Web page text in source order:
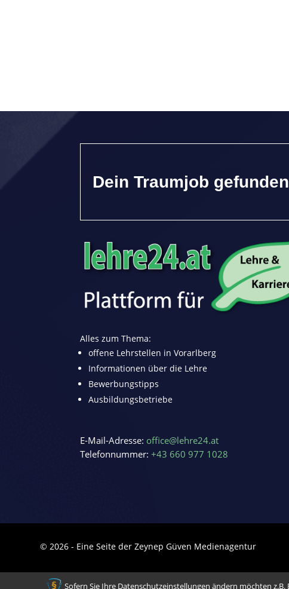
Dein Traumjob
Alles zum Thema:
offene Lehrstellen in Vorarlberg
Informationen über die Lehre
Bewerbungstipps
Ausbildungsbetriebe
E-Mail-Adresse: office@lehre24.at
Telefonnummer:+43 660 977 1028
© 2026 - Eine Seite der Zeynep Güven Medienagentur
Sofern Sie Ihre Datenschutzeinstellungen ändern möchten